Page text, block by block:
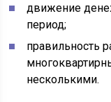
движение
период;
правильность
несколькими.